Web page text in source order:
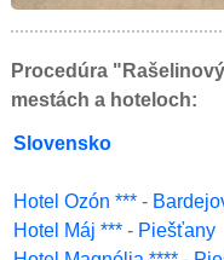
Procedúra
mestách a hoteloch:
Slovensko
Hotel Ozón *** -
Hotel Máj *** - Piešťany